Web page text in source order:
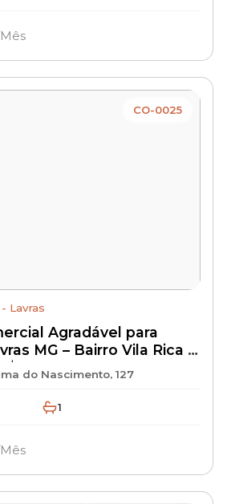
CO-0025
Lavras
Agradável para
MG – Bairro Vila Rica –
990 + IPTU + Seguro
do Nascimento, 127
1